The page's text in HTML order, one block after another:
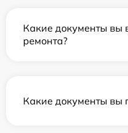
Какие документы вы
ремонта?
Какие документы вы